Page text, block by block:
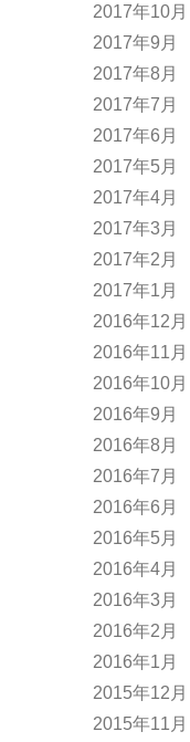
2017年10月
2017年9月
2017年8月
2017年7月
2017年6月
2017年5月
2017年4月
2017年3月
2017年2月
2017年1月
2016年12月
2016年11月
2016年10月
2016年9月
2016年8月
2016年7月
2016年6月
2016年5月
2016年4月
2016年3月
2016年2月
2016年1月
2015年12月
2015年11月